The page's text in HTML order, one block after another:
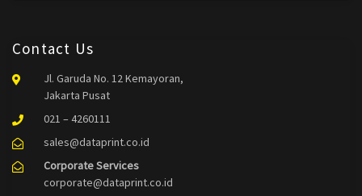
Contact Us
Jl. Garuda No. 12 Kemayoran,
Jakarta Pusat
021 – 4260111
sales@dataprint.co.id
Corporate Services
corporate@dataprint.co.id